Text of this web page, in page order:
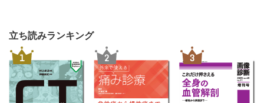
立ち読みランキング
1 2 3